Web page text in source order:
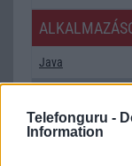
Telefonguru -
Information
Java
SNS integráció